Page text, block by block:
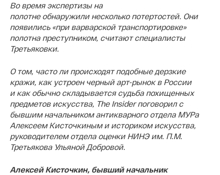
Во время экспертизы на
полотне обнаружили несколько потертостей. Они
появились «при варварской транспортировке»
полотна преступником, считают специалисты
Третьяковки.
О том, часто ли происходят подобные дерзкие
кражи, как устроен черный арт-рынок в России
и как обычно складывается судьба похищенных
предметов искусства, The Insider поговорил с
бывшим начальником антикварного отдела МУРа
Алексеем Кисточкиным и историком искусства,
руководителем отдела оценки НИНЭ им. П.М.
Третьякова Ульяной Добровой.
Алексей Кисточкин, бывший начальник